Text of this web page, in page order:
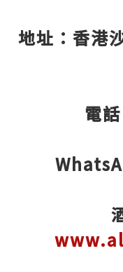
地址：香港
電